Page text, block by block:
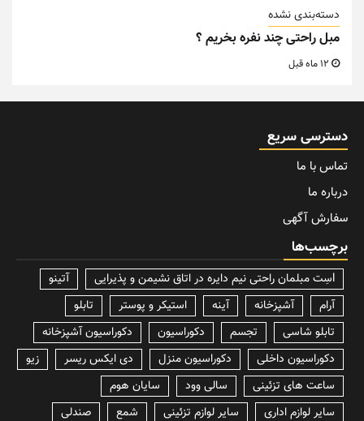
دسته‌بندی نشده
مبل راحتی چند نفره بخریم ؟
دسترسی سریع
تماس با ما
درباره ما
سفارش آگهی
برچسب‌ها
lسِت مبلمان راحتی نیم دایره در اتاق نشیمن و پذیرایی
آتینو
آرام
آشپزخانه آینه استیکر و پوستر
تابلو
تابلو شاسی
تجسم دکوراسیون
دکوراسیون آشپزخانه
دکوراسیون داخلی
دکوراسیون منزل دی ایکس ریسر
زیو
ساعت های تزئینی
سالی وود
سایان هوم
سایر لوازم اداری
سایر لوازم تزئینی شمع
صندلی